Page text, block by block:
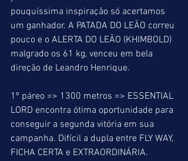
pouquíssima inspiração só acertamos
um ganhador. A PATADA DO LEÃO correu
pouco e o ALERTA DO LEÃO (KHIMBOLD)
malgrado os 61 kg, venceu em bela
direção de Leandro Henrique.
1º páreo => 1300 metros => ESSENTIAL
LORD encontra ótima oportunidade para
conseguir a segunda vitória em sua
campanha. Difícil a dupla entre FLY WAY,
FICHA CERTA e EXTRAORDINÁRIA.